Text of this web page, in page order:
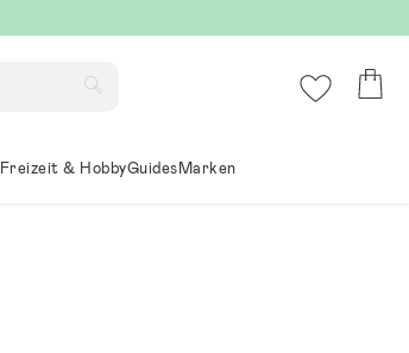
Freizeit & HobbyGuidesMarken